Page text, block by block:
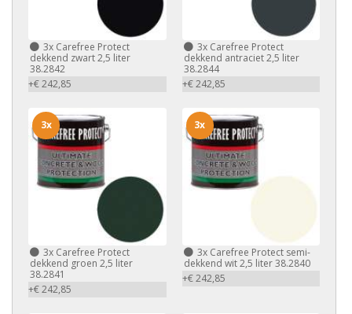
3x Carefree Protect
dekkend zwart 2,5 liter
38.2842
+€ 242,85
3xCarefree Protect
dekkend antraciet 2,5 liter
38.2844
+€ 242,85
3x Carefree Protect
dekkend groen 2,5 liter
38.2841
+€ 242,85
3x
3xCarefree Protect semi-
dekkend wit 2,5 liter 38.2840
+€ 242,85
3x